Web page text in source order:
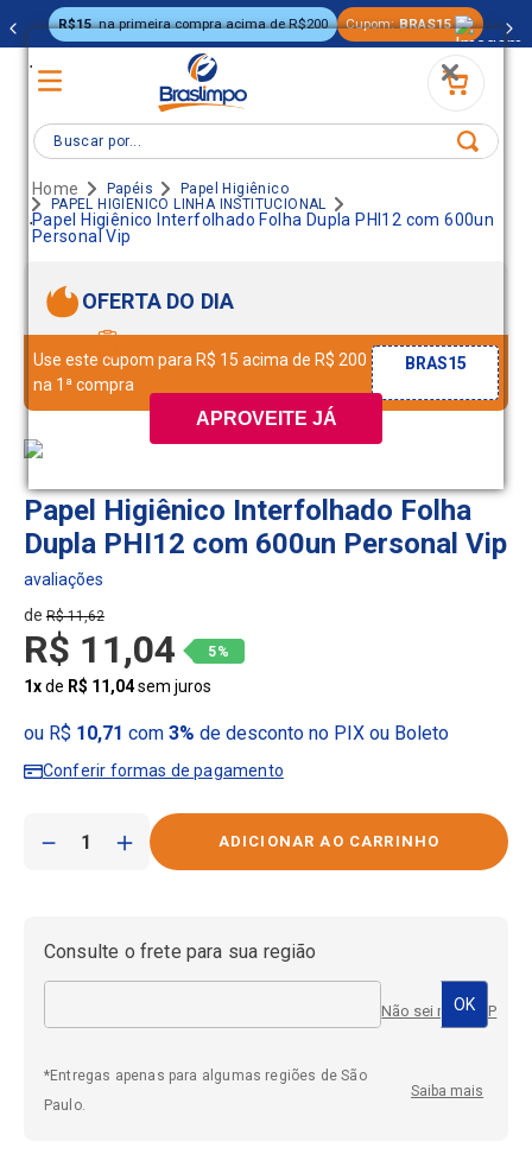
.
.
APROVEITE JÁ
R$15 na primeira compra acima de R$200 Cupom: BRAS15
Buscar por...
Papéis
Papel Higiênico
PAPEL HIGIENICO LINHA INSTITUCIONAL
Papel Higiênico Interfolhado Folha Dupla PHI12 com 600un
Personal Vip
OFERTA DO DIA
Use este cupom para R$ 15 acima de R$ 200
na 1ª compra
BRAS15
Papel Higiênico Interfolhado Folha
Dupla PHI12 com 600un Personal Vip
R$ 11,62
R$ 11,04 5%
1xde R$ 11,04sem juros
ou R$ 10,71 com 3% de desconto no PIX ou Boleto
Conferir formas de pagamento
＋
－
Consulte o frete para sua região
Não sei meu CEP
*Entregas apenas para algumas regiões de São
Paulo.
Saiba mais